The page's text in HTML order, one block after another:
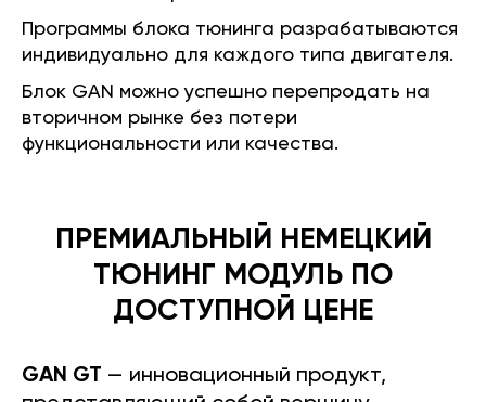
Программы блока тюнинга разрабатываются
индивидуально для каждого типа двигателя.
Блок GAN можно успешно перепродать на
вторичном рынке без потери
функциональности или качества.
ПРЕМИАЛЬНЫЙ НЕМЕЦКИЙ
ТЮНИНГ МОДУЛЬ ПО
ДОСТУПНОЙ ЦЕНЕ
GAN GT — инновационный продукт,